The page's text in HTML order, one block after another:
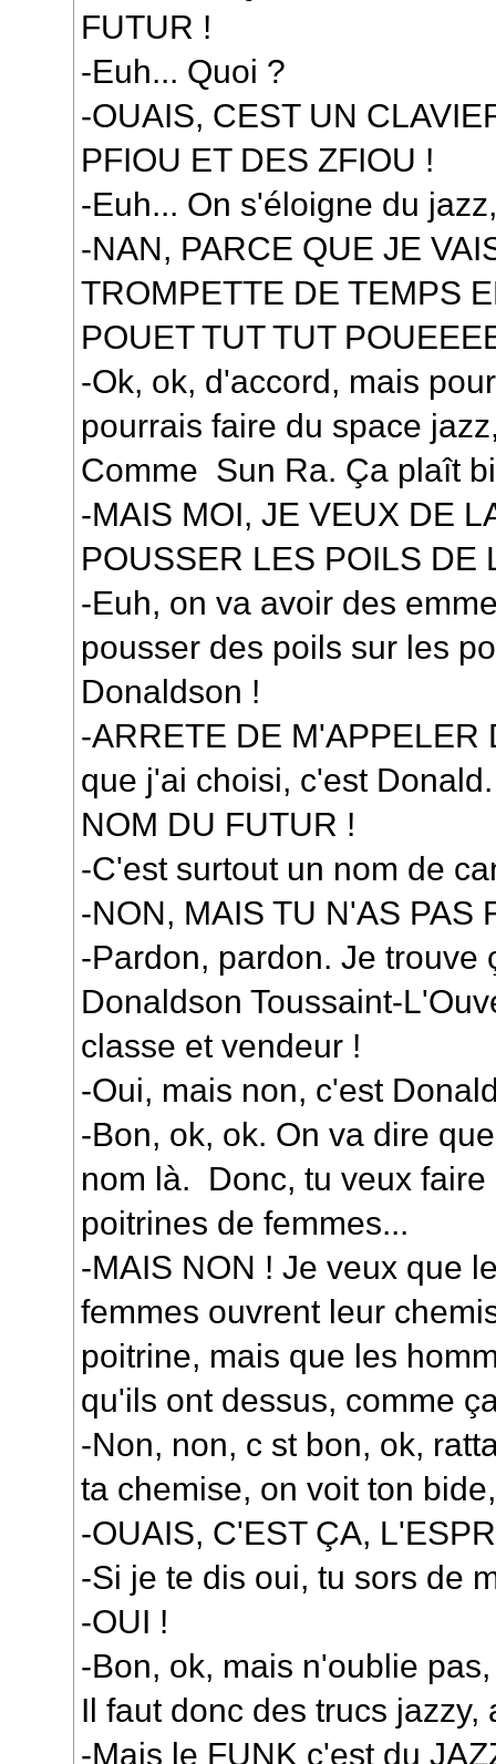
FUTUR !
-Euh... Quoi ?
-OUAIS, CEST UN
PFIOU ET DES ZFIOU !
-Euh... On s'éloigne du
-NAN, PARCE QUE JE
TROMPETTE DE TEMPS
POUET TUT TUT
-Ok, ok, d'accord, mais
pourrais faire du space
Comme Sun Ra. Ça plaît
-MAIS MOI, JE VEUX DE
POUSSER LES POILS DE
-Euh, on va avoir des
pousser des poils sur les
Donaldson !
-ARRETE DE
que j'ai choisi, c'est
NOM DU FUTUR !
-C'est surtout un nom de
-NON, MAIS TU N'AS PAS
-Pardon, pardon. Je trouve
Donaldson Toussaint-
classe et vendeur !
-Oui, mais non, c'est
-Bon, ok, ok. On va dire
nom là. Donc, tu veux
poitrines de femmes...
-MAIS NON ! Je veux que
femmes ouvrent leur
poitrine, mais que les
qu'ils ont dessus, comme
-Non, non, c st bon, ok,
ta chemise, on voit ton
-OUAIS, C'EST ÇA,
-Si je te dis oui, tu sors de
-OUI !
-Bon, ok, mais n'oublie
Il faut donc des trucs jazzy,
-Mais le FUNK c'est du